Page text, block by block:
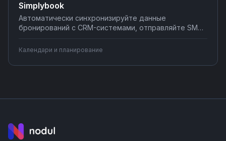
Simplybook
Автоматически синхронизируйте данные
бронирований с CRM-системами, отправляйте SMS
для команды при новых записях. Настраивайте
интеграции Simplybook без программирования —
простые сценарии за 5 минут.
Календари и планирование